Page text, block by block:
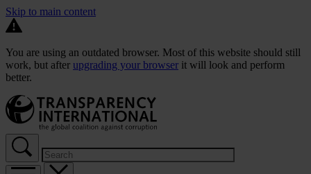
Skip to main content
You are using an outdated browser. Most of this website should still
work, but after upgrading your browser it will look and perform
better.